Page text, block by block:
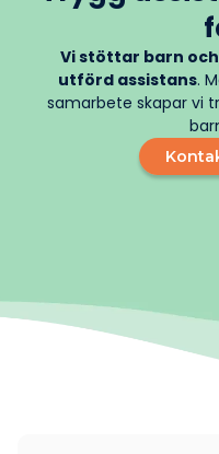
Vi stöttar barn
utförd assistans.
samarbete skapar vi